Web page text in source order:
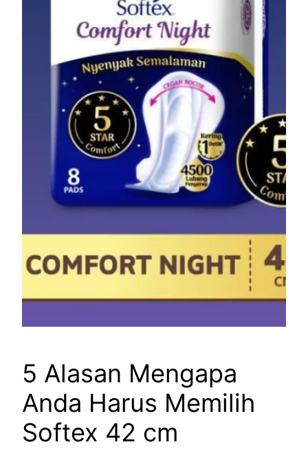
5 Alasan Mengapa
Anda Harus Memilih
Softex 42 cm